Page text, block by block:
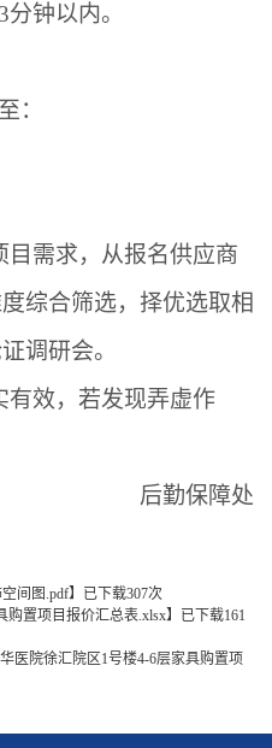
3分钟以内。
：
目需求，从报名供应商
综合筛选，择优选取相
调研会。
有效，若发现弄虚作
后勤保障处
间图.pdf】已下载307次
购置项目报价汇总表.xlsx】已下载161
医院徐汇院区1号楼4-6层家具购置项